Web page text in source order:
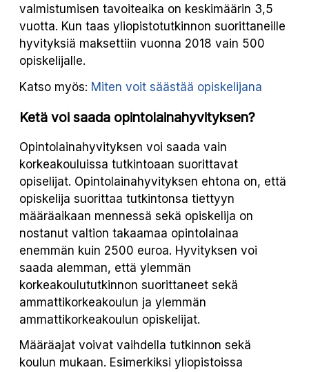
valmistumisen tavoiteaika on keskimäärin 3,5
vuotta. Kun taas yliopistotutkinnon suorittaneille
hyvityksiä maksettiin vuonna 2018 vain 500
opiskelijalle.
Katso myös: Miten voit säästää opiskelijana
Ketä voi saada opintolainahyvityksen?
Opintolainahyvityksen voi saada vain
korkeakouluissa tutkintoaan suorittavat
opiselijat. Opintolainahyvityksen ehtona on, että
opiskelija suorittaa tutkintonsa tiettyyn
määräaikaan mennessä sekä opiskelija on
nostanut valtion takaamaa opintolainaa
enemmän kuin 2500 euroa. Hyvityksen voi
saada alemman, että ylemmän
korkeakoulututkinnon suorittaneet sekä
ammattikorkeakoulun ja ylemmän
ammattikorkeakoulun opiskelijat.
Määräajat voivat vaihdella tutkinnon sekä
koulun mukaan. Esimerkiksi yliopistoissa